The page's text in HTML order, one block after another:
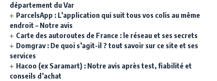
département du Var
ParcelsApp : L’application qui suit tous vos colis au même
endroit – Notre avis
Carte des autoroutes de France : le réseau et ses secrets
Domgrav : De quoi s’agit-il ? tout savoir sur ce site et ses
services
Hacoo (ex Saramart) : Notre avis après test, fiabilité et
conseils d’achat